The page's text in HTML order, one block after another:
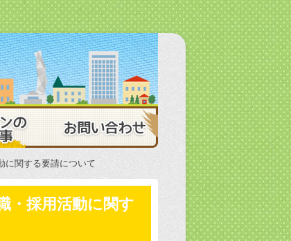
県ビルメンテナンス協会
ビルメンのお仕事 お問い合わせ
に関する要請について
・採用活動に関す